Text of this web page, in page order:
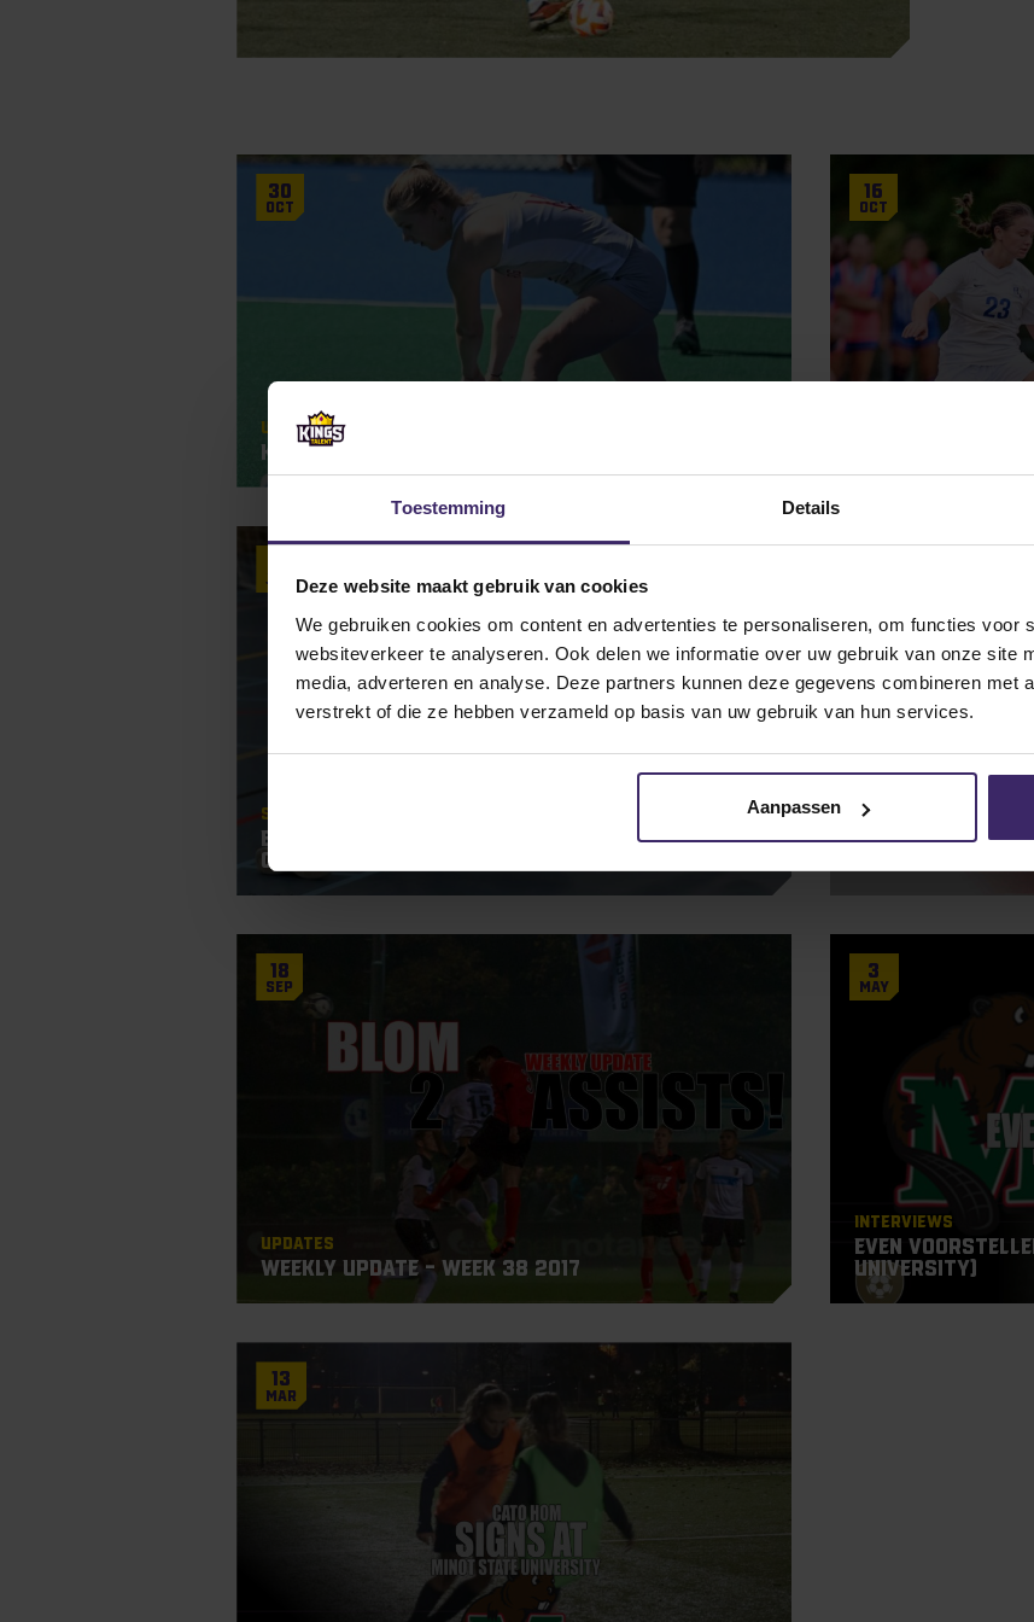
Toestemming Details
Deze website maakt gebruik van cookies
We gebruiken cookies om content en advertenties te personaliseren, om functies voor
websiteverkeer te analyseren. Ook delen we informatie over uw gebruik van onze site
media, adverteren en analyse. Deze partners kunnen deze gegevens combineren met
verstrekt of die ze hebben verzameld op basis van uw gebruik van hun services.
Aanpassen
30
Oct
Updates
KingsTalent Team of the Week #9
16
Oct
Jun
Signings
Elise Zijlstra vertrekt naar Umpqua
Community College!
Interviews
Catching up
18
Sep
Updates
Weekly Update – Week 38 2017
3
May
Interviews
Even
University)
13
Mar